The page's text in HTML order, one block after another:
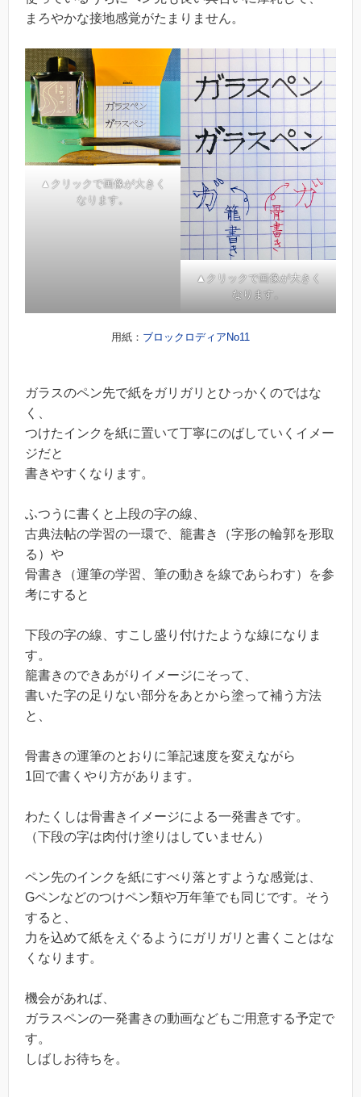
まろやかな接地感覚がたまりません。
▲クリックで画像が大きく
なります。
▲クリックで画像が大きく
なります。
用紙： ブロックロディアNo11
ガラスのペン先で紙をガリガリとひっかくのではな
く、
つけたインクを紙に置いて丁寧にのばしていくイメー
ジだと
書きやすくなります。
ふつうに書くと上段の字の線、
古典法帖の学習の一環で、籠書き（字形の輪郭を形取
る）や
骨書き（運筆の学習、筆の動きを線であらわす）を参
考にすると
下段の字の線、すこし盛り付けたような線になりま
す。
籠書きのできあがりイメージにそって、
書いた字の足りない部分をあとから塗って補う方法
と、
骨書きの運筆のとおりに筆記速度を変えながら
1回で書くやり方があります。
わたくしは骨書きイメージによる一発書きです。
（下段の字は肉付け塗りはしていません）
ペン先のインクを紙にすべり落とすような感覚は、
Gペンなどのつけペン類や万年筆でも同じです。そう
すると、
力を込めて紙をえぐるようにガリガリと書くことはな
くなります。
機会があれば、
ガラスペンの一発書きの動画などもご用意する予定で
す。
しばしお待ちを。